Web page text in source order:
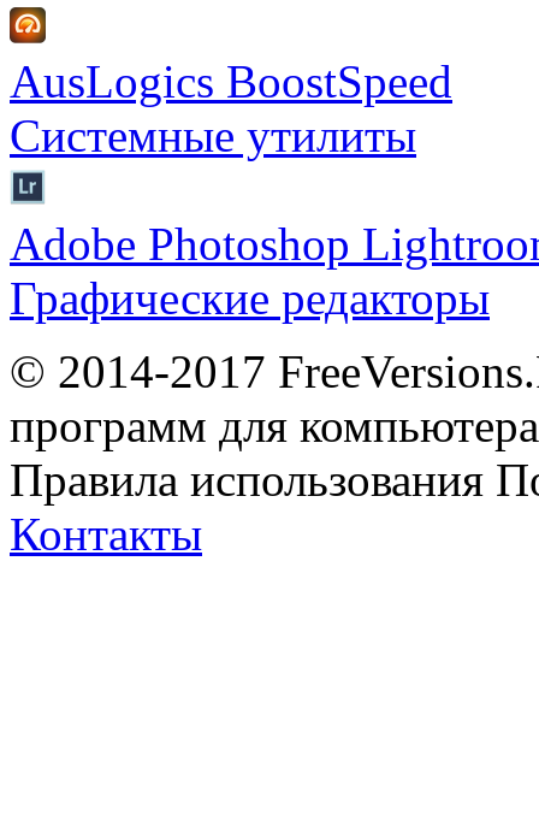
AusLogics BoostSpeed
Системные утилиты
Adobe Photoshop
Графические редакторы
© 2014-2017
программ для
Правила использования
Контакты